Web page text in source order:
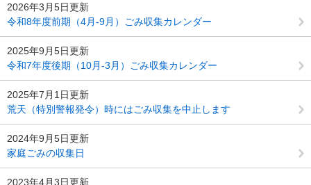
2026年3月5日更新
令和8年度前期（4月-9月）ごみ収集カレンダー
2025年9月5日更新
令和7年度後期（10月-3月）ごみ収集カレンダー
2025年7月1日更新
荒天（特別警報発令）時にはごみ収集を中止します
2024年9月5日更新
家庭ごみの収集日
2023年4月3日更新